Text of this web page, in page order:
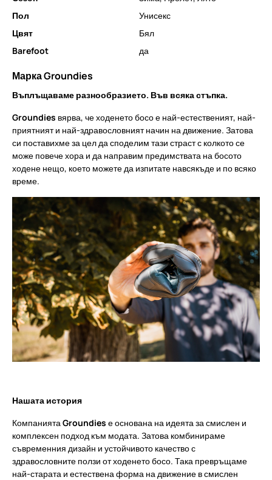
Пол
Унисекс
Цвят
Бял
Barefoot
да
Марка Groundies
Въплъщаваме разнообразието. Във всяка стъпка.
Groundies вярва, че ходенето босо е най-естественият, най-
приятният и най-здравословният начин на движение. Затова
си поставихме за цел да споделим тази страст с колкото се
може повече хора и да направим предимствата на босото
ходене нещо, което можете да изпитате навсякъде и по всяко
време.
Нашата история
КомпаниятаGroundies е основана на идеята за смислен и
комплексен подход към модата. Затова комбинираме
съвременния дизайн и устойчивото качество с
здравословните ползи от ходенето босо. Така превръщаме
най-старата и естествена форма на движение в смислен